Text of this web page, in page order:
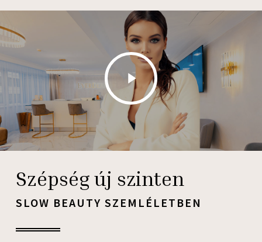
Szépség új szinten
SLOW BEAUTY SZEMLÉLETBEN
Play
Video